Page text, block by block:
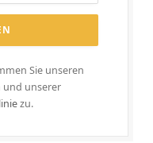
Sie unseren
unserer
zu.